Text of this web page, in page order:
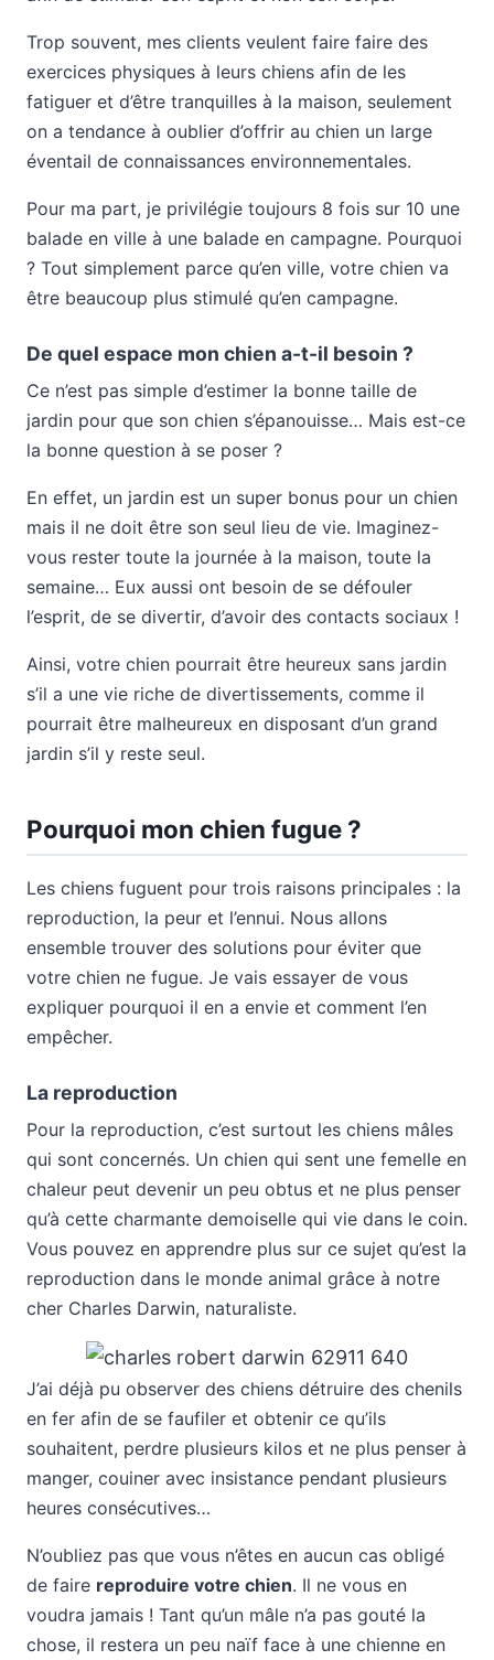
Trop souvent, mes clients veulent faire faire des
exercices physiques à leurs chiens afin de les
fatiguer et d’être tranquilles à la maison, seulement
on a tendance à oublier d’offrir au chien un large
éventail de connaissances environnementales.
Pour ma part, je privilégie toujours 8 fois sur 10 une
balade en ville à une balade en campagne. Pourquoi
? Tout simplement parce qu’en ville, votre chien va
être beaucoup plus stimulé qu’en campagne.
De quel espace mon chien a-t-il besoin ?
Ce n’est pas simple d’estimer la bonne taille de
jardin pour que son chien s’épanouisse… Mais est-ce
la bonne question à se poser ?
En effet, un jardin est un super bonus pour un chien
mais il ne doit être son seul lieu de vie. Imaginez-
vous rester toute la journée à la maison, toute la
semaine… Eux aussi ont besoin de se défouler
l’esprit, de se divertir, d’avoir des contacts sociaux !
Ainsi, votre chien pourrait être heureux sans jardin
s’il a une vie riche de divertissements, comme il
pourrait être malheureux en disposant d’un grand
jardin s’il y reste seul.
Pourquoi mon chien fugue ?
Les chiens fuguent pour trois raisons principales : la
reproduction, la peur et l’ennui. Nous allons
ensemble trouver des solutions pour éviter que
votre chien ne fugue. Je vais essayer de vous
expliquer pourquoi il en a envie et comment l’en
empêcher.
La reproduction
Pour la reproduction, c’est surtout les chiens mâles
qui sont concernés. Un chien qui sent une femelle en
chaleur peut devenir un peu obtus et ne plus penser
qu’à cette charmante demoiselle qui vie dans le coin.
Vous pouvez en apprendre plus sur ce sujet qu’est la
reproduction dans le monde animal grâce à notre
cher Charles Darwin, naturaliste.
J’ai déjà pu observer des chiens détruire des chenils
en fer afin de se faufiler et obtenir ce qu’ils
souhaitent, perdre plusieurs kilos et ne plus penser à
manger, couiner avec insistance pendant plusieurs
heures consécutives…
N’oubliez pas que vous n’êtes en aucun cas obligé
de faire reproduire votre chien. Il ne vous en
voudra jamais ! Tant qu’un mâle n’a pas gouté la
chose, il restera un peu naïf face à une chienne en